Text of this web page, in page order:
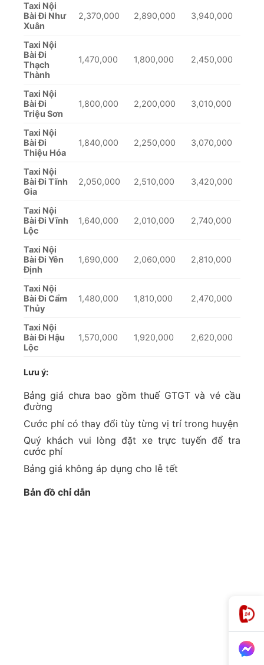
Taxi Nội
Bài Đi Như
Xuân
2,370,000 2,890,000 3,940,000
Taxi Nội
Bài Đi
Thạch
Thành
1,470,000 1,800,000 2,450,000
Taxi Nội
Bài Đi
Triệu Sơn
1,800,000 2,200,000 3,010,000
Taxi Nội
Bài Đi
Thiệu Hóa
1,840,000 2,250,000 3,070,000
Taxi Nội
Bài Đi Tĩnh
Gia
2,050,000 2,510,000 3,420,000
Taxi Nội
Bài Đi Vĩnh
Lộc
1,640,000 2,010,000 2,740,000
Taxi Nội
Bài Đi Yên
Định
1,690,000 2,060,000 2,810,000
Taxi Nội
Bài Đi Cẩm
Thủy
1,480,000 1,810,000 2,470,000
Taxi Nội
Bài Đi Hậu
Lộc
1,570,000 1,920,000 2,620,000
Lưu ý:
Bảng giá chưa bao gồm thuế GTGT và vé cầu
đường
Cước phí có thay đổi tùy từng vị trí trong huyện
Quý khách vui lòng đặt xe trực tuyến để tra
cước phí
Bảng giá không áp dụng cho lễ tết
Bản đồ chỉ dẫn